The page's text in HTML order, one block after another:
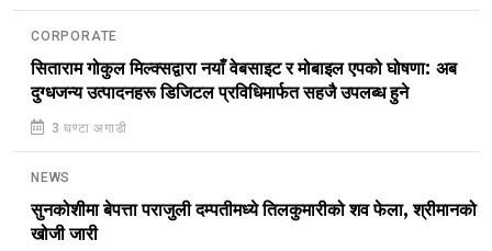
CORPORATE
सिताराम गोकुल मिल्क्सद्वारा नयाँ वेबसाइट र मोबाइल एपको घोषणा: अब
दुग्धजन्य उत्पादनहरू डिजिटल प्रविधिमार्फत सहजै उपलब्ध हुने
3 घण्टा अगाडी
NEWS
सुनकोशीमा बेपत्ता पराजुली दम्पतीमध्ये तिलकुमारीको शव फेला, श्रीमानको
खोजी जारी